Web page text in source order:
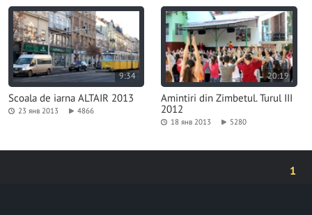
9:34
Scoala de iarna ALTAIR 2013
23 янв 2013 4866
20:19
Amintiri din Zimbetul. Turul III
2012
18 янв 2013 5280
1